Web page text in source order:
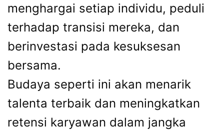
menghargai setiap individu, peduli
terhadap transisi mereka, dan
berinvestasi pada kesuksesan
bersama.
Budaya seperti ini akan menarik
talenta terbaik dan meningkatkan
retensi karyawan dalam jangka